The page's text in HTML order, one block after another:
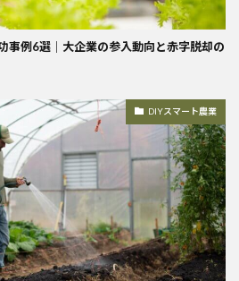
事例6選｜大企業の参入動向と赤字脱却の
DIYスマート農業